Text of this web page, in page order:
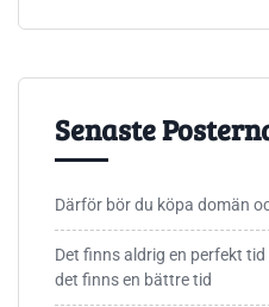
Senaste
Därför bör du köpa domän
Det finns aldrig en perfekt
det finns en bättre tid